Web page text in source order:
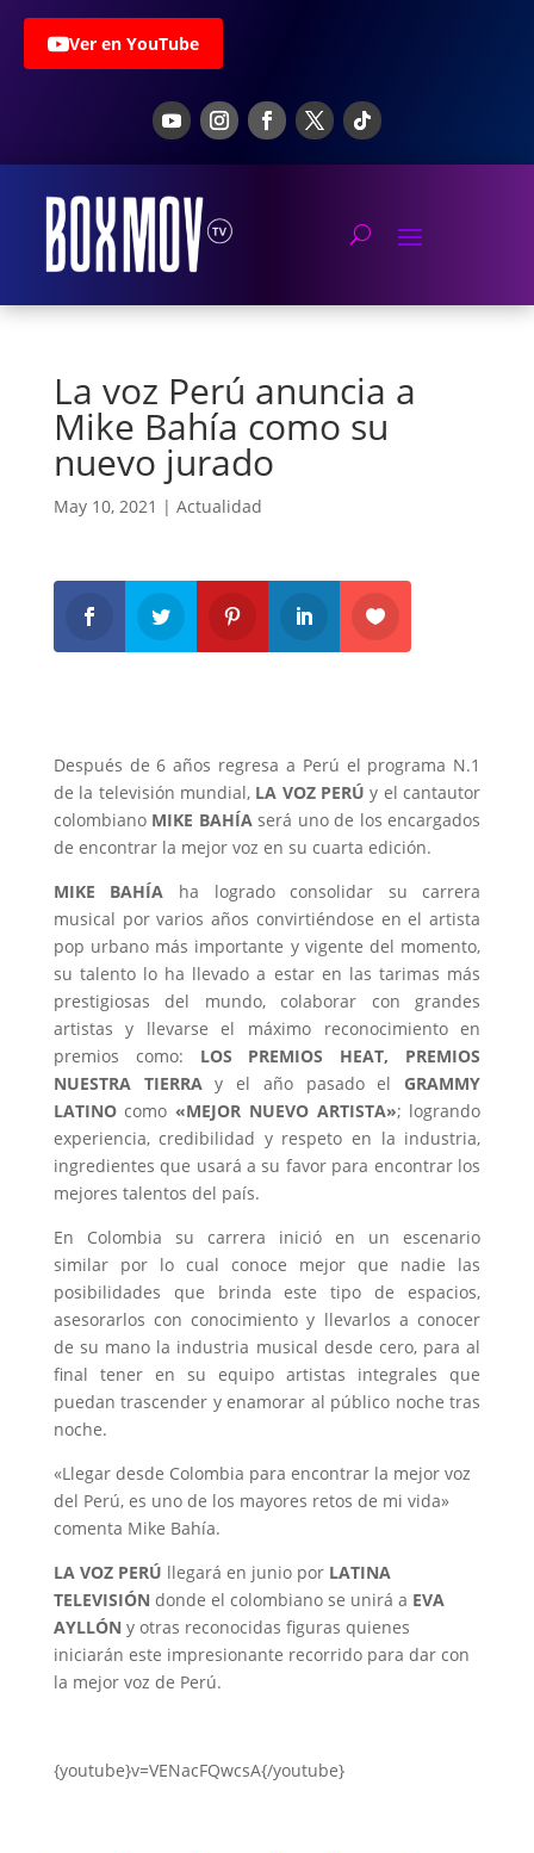
Ver en YouTube
La voz Perú anuncia a
Mike Bahía como su
nuevo jurado
May 10, 2021 | Actualidad
Después de 6 años regresa a Perú el programa N.1
de la televisión mundial, LA VOZ PERÚ y el cantautor
colombiano MIKE BAHÍAserá uno de los encargados
de encontrar la mejor voz en su cuarta edición.
MIKE BAHÍA ha logrado consolidar su carrera
musical por varios años convirtiéndose en el artista
pop urbano más importante y vigente del momento,
su talento lo ha llevado a estar en las tarimas más
prestigiosas del mundo, colaborar con grandes
artistas y llevarse el máximo reconocimiento en
premios como: LOS PREMIOS HEAT, PREMIOS
NUESTRA TIERRAy el año pasado elGRAMMY
LATINOcomo «MEJOR NUEVO ARTISTA»; logrando
experiencia, credibilidad y respeto en la industria,
ingredientes que usará a su favor para encontrar los
mejores talentos del país.
En Colombia su carrera inició en un escenario
similar por lo cual conoce mejor que nadie las
posibilidades que brinda este tipo de espacios,
asesorarlos con conocimiento y llevarlos a conocer
de su mano la industria musical desde cero, para al
final tener en su equipo artistas integrales que
puedan trascender y enamorar al público noche tras
noche.
«Llegar desde Colombia para encontrar la mejor voz
del Perú, es uno de los mayores retos de mi vida»
comenta Mike Bahía.
LA VOZ PERÚ llegará en junio por LATINA
TELEVISIÓN donde el colombiano se unirá a EVA
AYLLÓN y otras reconocidas figuras quienes
iniciarán este impresionante recorrido para dar con
la mejor voz de Perú.
{youtube}v=VENacFQwcsA{/youtube}